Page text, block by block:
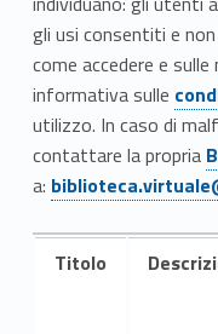
c
o
r
s
o
gli usi consentiti e
come accedere e
informativa sulle
utilizzo. In caso di
contattare la propria Link identifier #identifier__100004-8
a: Link identifier #identifier__174270-9
Titolo